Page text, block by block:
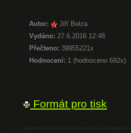
Autor:
Jiří Belza
Vydáno: 27.6.2016 12:48
Přečteno:39955221x
Hodnocení: 1 (hodnoceno 692x)
Formát pro tisk